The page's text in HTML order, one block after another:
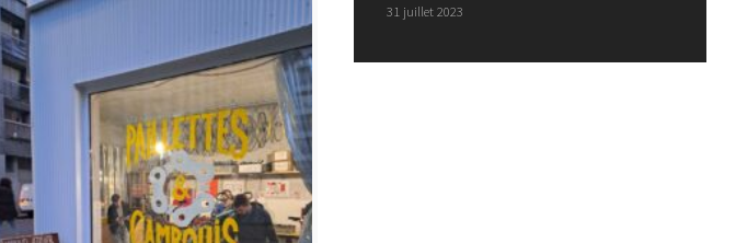
31 juillet 2023